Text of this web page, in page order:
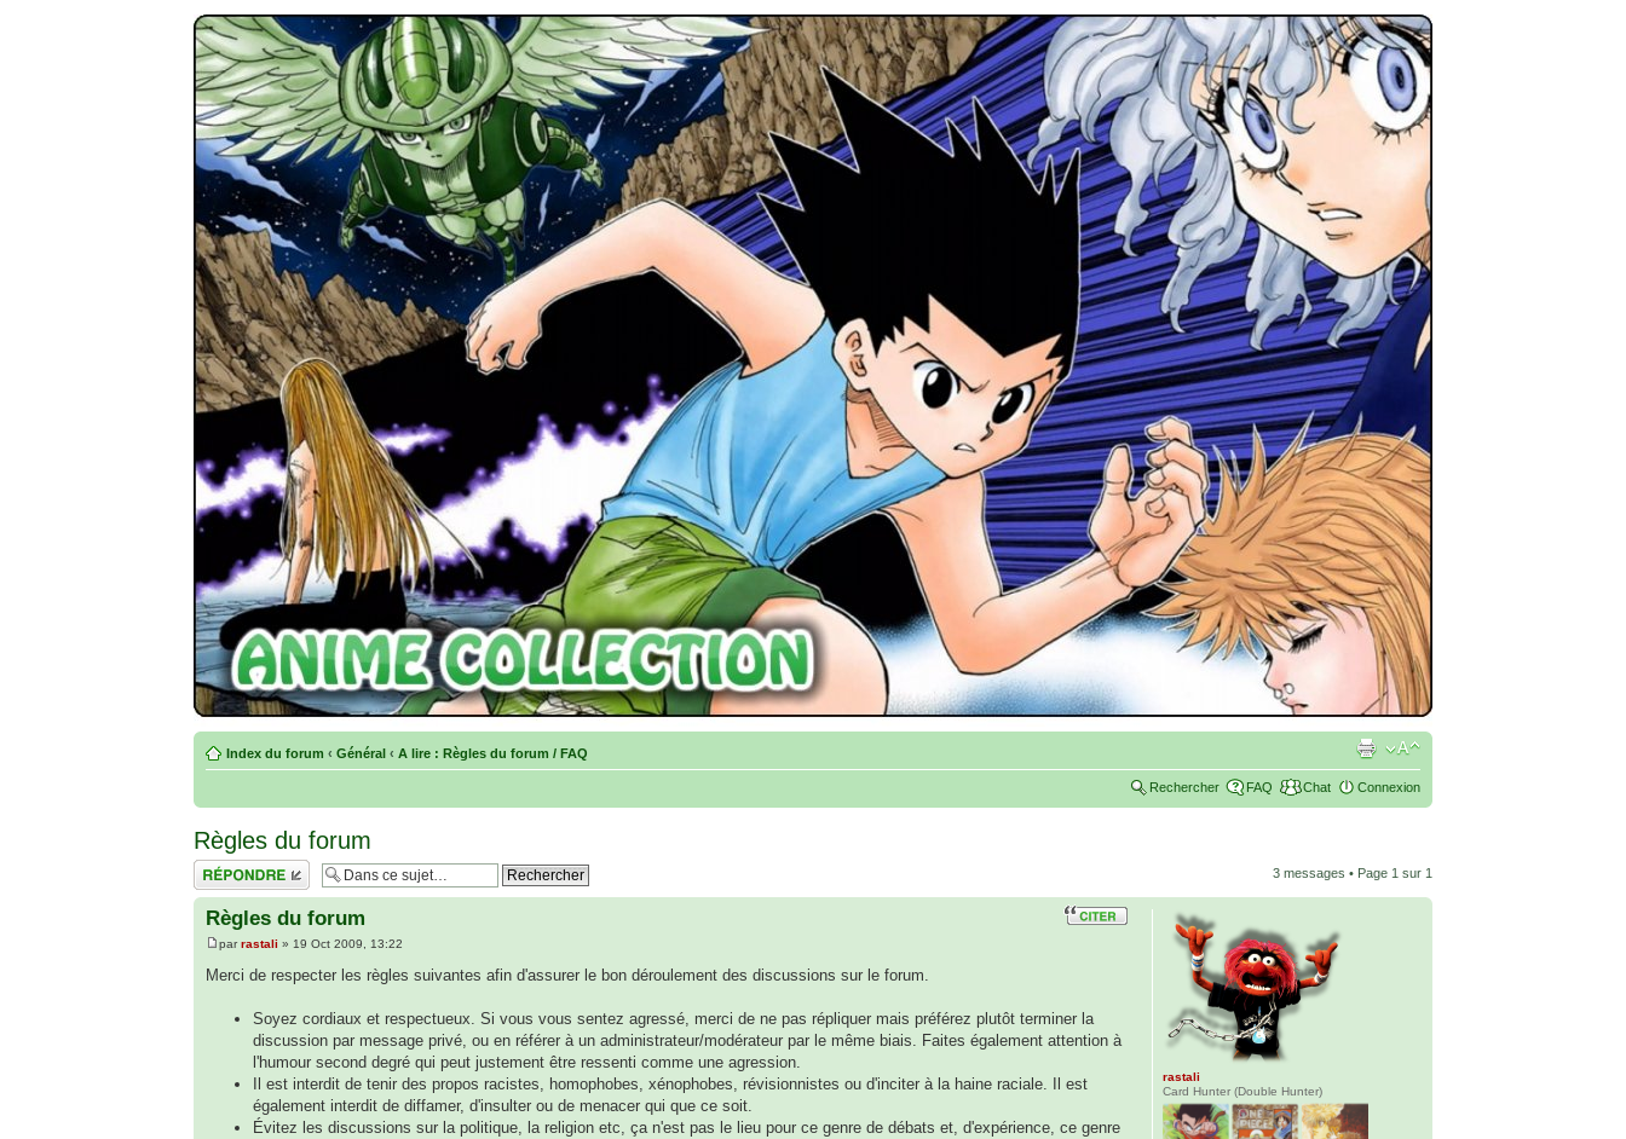
Index du forum ‹ Général ‹ A lire : Règles du forum / FAQ
Rechercher FAQ Chat Connexion
Règles du forum
Répondre 3 messages • Page 1 sur 1
Règles du forum
parrastali » 19 Oct 2009, 13:22
Merci de respecter les règles suivantes afin d'assurer le bon déroulement des discussions sur le forum.
Soyez cordiaux et respectueux. Si vous vous sentez agressé, merci de ne pas répliquer mais préférez plutôt terminer la
discussion par message privé, ou en référer à un administrateur/modérateur par le même biais. Faites également attention à
l'humour second degré qui peut justement être ressenti comme une agression.
Il est interdit de tenir des propos racistes, homophobes, xénophobes, révisionnistes ou d'inciter à la haine raciale. Il est
également interdit de diffamer, d'insulter ou de menacer qui que ce soit.
Évitez les discussions sur la politique, la religion etc, ça n'est pas le lieu pour ce genre de débats et, d'expérience, ce genre
rastali
Card Hunter (Double Hunter)